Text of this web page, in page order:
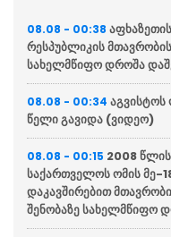
08.08 - 00:38
რესპუბლიკის
სახელმწიფო დროშა
08.08 - 00:34 აგვისტოს
წელი გავიდა (ვიდეო)
08.08 - 00:15 2008
საქართველოს ომის მე-
დაკავშირებით
შენობაზე სახელმწიფო